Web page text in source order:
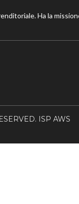
Ha la
ISP AWS